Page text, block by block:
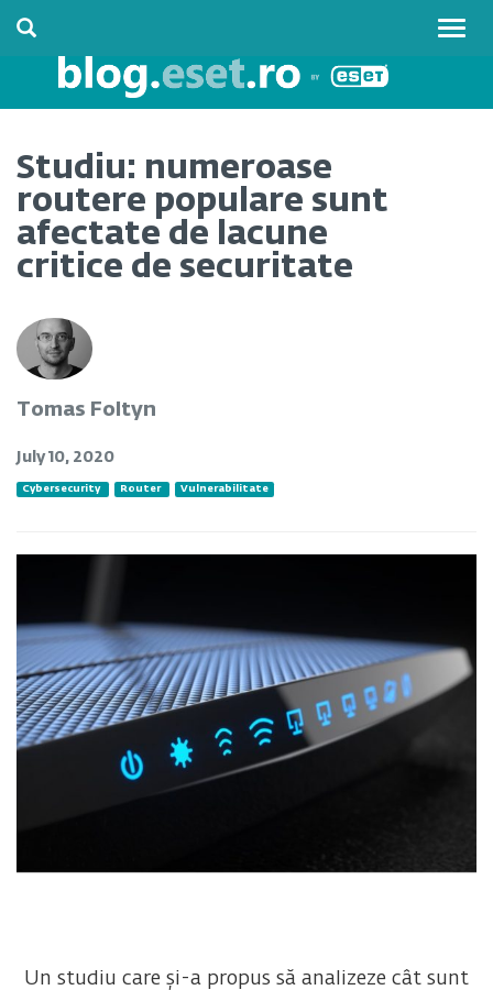
Studiu: numeroase
routere populare sunt
afectate de lacune
critice de securitate
Tomas Foltyn
July 10, 2020
Cybersecurity Router Vulnerabilitate
Un studiu care și-a propus să analizeze cât sunt